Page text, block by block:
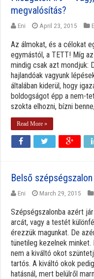
megvalósítás?
Eni April 23, 2015
Az álmokat, és a célokat
egymástól, a TETT! Míg
mindig csak azt mondjuk:
hajlandóak vagyunk
általában kiderül, hogy
boldogságot épp a nem-
szokta elhozni, bízni
Read More »
Belső szépségszalon
Eni March 29, 2015
Szépségszalonba azért
arcát, vagy a testét
érezzük magunkat. De
tünetileg kezelnek
nem a kiváltó okot
tartós. A kiváltó okok
hatásnál, mert belülről